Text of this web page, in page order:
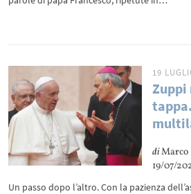
19
Zuppi
diMarco
19/07/
Un passo dopo l’altro. Con la pazienza